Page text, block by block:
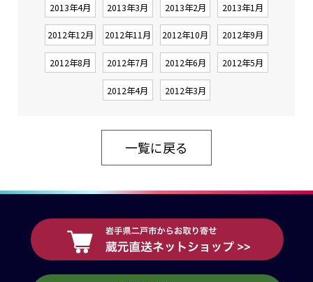
2013年4月 2013年3月 2013年2月 2013年1月
2012年12月 2012年11月 2012年10月 2012年9月
2012年8月 2012年7月 2012年6月 2012年5月
2012年4月 2012年3月
一覧に戻る